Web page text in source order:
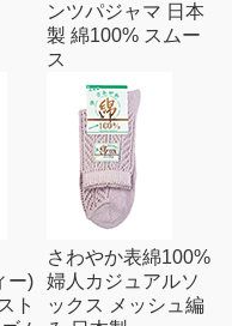
ンツパジャマ 日本
製 綿100% スムー
ス
ー)
ト
さわやか表綿100%
婦人カジュアルソ
ックス メッシュ編